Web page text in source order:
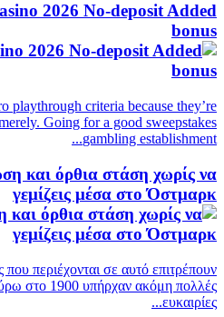
2026 No-deposit Added
bonus
playthrough criteria because they’re
Going for a good sweepstakes
gambling establishment...
και όρθια στάση χωρίς να
γεμίζεις μέσα στο Όστμαρκ
περιέχονται σε αυτό επιτρέπουν
στο 1900 υπήρχαν ακόμη πολλές
ευκαιρίες...